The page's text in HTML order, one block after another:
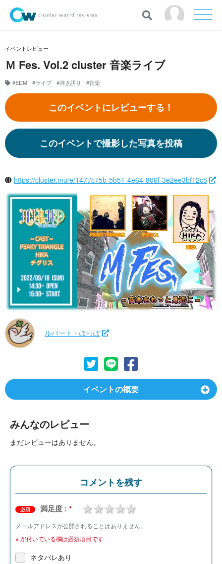
イベントレビュー
Ｍ Fes. Vol.2 cluster 音楽ライブ
#EDM #ライブ #弾き語り #音楽
このイベントにレビューする！
このイベントで撮影した写真を投稿
https://cluster.mu/e/1477c75b-5b51-4e64-806f-3e2ee3bf12c5
ルバート・ぽっぽ
イベントの概要
みんなのレビュー
まだレビューはありません。
コメントを残す
必須 満足度 : * 4 stars
3 stars
2 stars
1 star
メールアドレスが公開されることはありません。
※が付いている欄は必須項目です
ネタバレあり